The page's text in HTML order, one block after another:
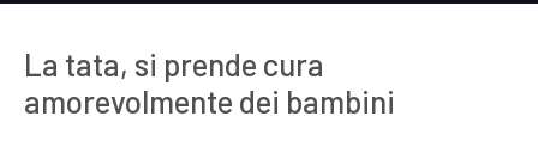
La tata, si prende cura
amorevolmente dei bambini